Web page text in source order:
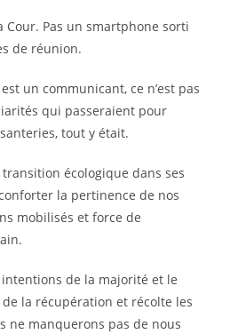
Cour. Pas un smartphone sorti
de réunion.
un communicant, ce n’est pas
qui passeraient pour
tout y était.
écologique dans ses
la pertinence de nos
mobilisés et force de
intentions de la majorité et le
de la récupération et récolte les
ne manquerons pas de nous